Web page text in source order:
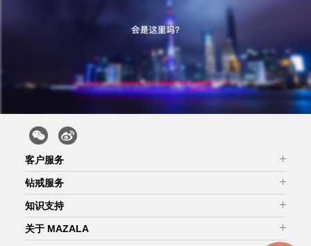
客户服务
微信客服
旺旺客服
如何购买
钻戒服务
终身售后
安全运输
知识支持
了解钻石
关于 MAZALA